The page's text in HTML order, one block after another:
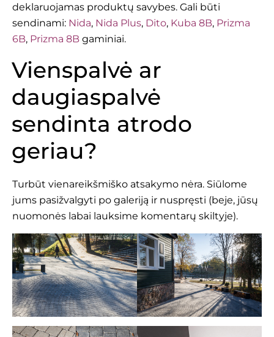
deklaruojamas produktų savybes. Gali būti
sendinami: Nida, Nida Plus, Dito, Kuba 8B, Prizma
6B, Prizma 8B gaminiai.
Vienspalvė ar
daugiaspalvė
sendinta atrodo
geriau?
Turbūt vienareikšmiško atsakymo nėra. Siūlome
jums pasižvalgyti po galeriją ir nuspręsti (beje, jūsų
nuomonės labai lauksime komentarų skiltyje).